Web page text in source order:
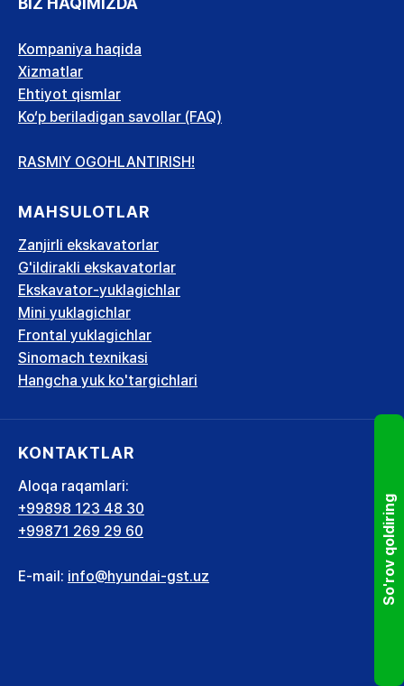
So'rov qoldiring
Kompaniya haqida
Xizmatlar
Ehtiyot qismlar
Ko‘p beriladigan savollar (FAQ)
RASMIY OGOHLANTIRISH!
MAHSULOTLAR
Zanjirli ekskavatorlar
G'ildirakli ekskavatorlar
Ekskavator-yuklagichlar
Mini yuklagichlar
Frontal yuklagichlar
Sinomach texnikasi
Hangcha yuk ko'targichlari
KONTAKTLAR
Aloqa raqamlari:
+99898 123 48 30
+99871 269 29 60
E-mail: info@hyundai-gst.uz